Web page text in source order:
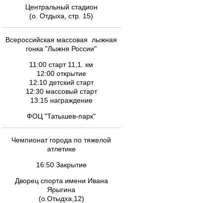
Центральный стадион
(о. Отдыха, стр. 15)
Всероссийская массовая лыжная
гонка "Лыжня России"
11:00 старт 11,1. км
12:00 открытие
12:10 детский старт
12:30 массовый старт
13:15 награждение
ФОЦ "Татышев-парк"
Чемпионат города по тяжелой
атлетике
16:50 Закрытие
Дворец спорта имени Ивана
Ярыгина
(о.Отыдха,12)